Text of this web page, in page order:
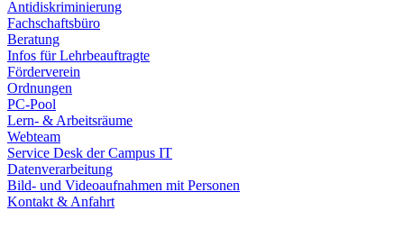
Antidiskriminierung
Fachschaftsbüro
Beratung
Infos für Lehrbeauftragte
Förderverein
Ordnungen
PC-Pool
Lern- & Arbeitsräume
Webteam
Service Desk der Campus IT
Datenverarbeitung
Bild- und Videoaufnahmen mit Personen
Kontakt & Anfahrt